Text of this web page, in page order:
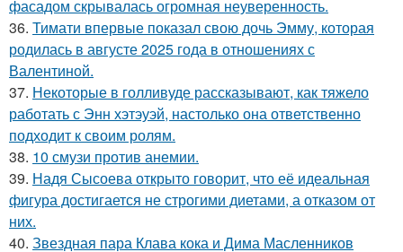
фасадом скрывалась огромная неуверенность.
36. Тимати впервые показал свою дочь Эмму, которая
родилась в августе 2025 года в отношениях с
Валентиной.
37. Некоторые в голливуде рассказывают, как тяжело
работать с Энн хэтэуэй, настолько она ответственно
подходит к своим ролям.
38. 10 смузи против анемии.
39. Надя Сысоева открыто говорит, что её идеальная
фигура достигается не строгими диетами, а отказом от
них.
40. Звездная пара Клава кока и Дима Масленников